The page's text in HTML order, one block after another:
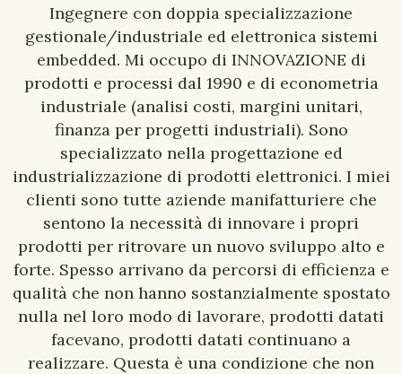
Ingegnere con doppia specializzazione
gestionale/industriale ed elettronica sistemi
embedded. Mi occupo di INNOVAZIONE di
prodotti e processi dal 1990 e di econometria
industriale (analisi costi, margini unitari,
finanza per progetti industriali). Sono
specializzato nella progettazione ed
industrializzazione di prodotti elettronici. I miei
clienti sono tutte aziende manifatturiere che
sentono la necessità di innovare i propri
prodotti per ritrovare un nuovo sviluppo alto e
forte. Spesso arrivano da percorsi di efficienza e
qualità che non hanno sostanzialmente spostato
nulla nel loro modo di lavorare, prodotti datati
facevano, prodotti datati continuano a
realizzare. Questa è una condizione che non